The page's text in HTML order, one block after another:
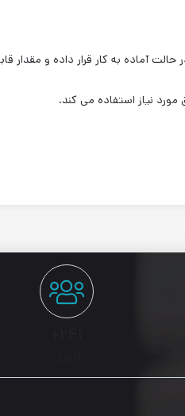
حالت آماده به کار قرار داده و مقدار
نیاز استفاده می کند.